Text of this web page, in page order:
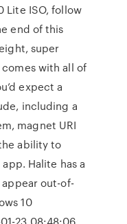
Lite ISO, follow
end of this
super
with all of
expect a
including a
magnet URI
ability to
Halite has a
out-of-
10
23 08:48:06